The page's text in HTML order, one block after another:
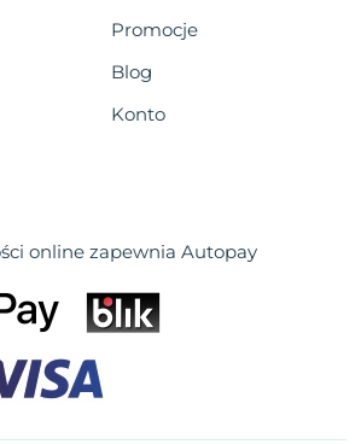
Promocje
Blog
Konto
online zapewnia Autopay